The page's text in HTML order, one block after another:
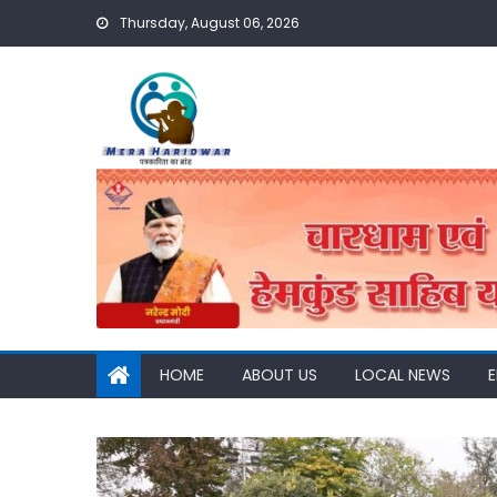
Thursday, August 06, 2026
HOME ABOUT US LOCAL NEWS